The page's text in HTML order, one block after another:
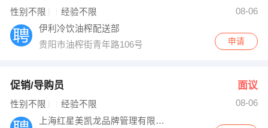
性别不限 经验不限
08-06
伊利冷饮油榨配送部
贵阳市油榨街青年路106号
申请
促销/导购员 面议
性别不限 经验不限
08-06
上海红星美凯龙品牌管理有限公司都匀分公司